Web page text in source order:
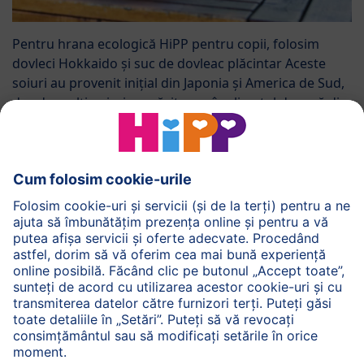
Pentru hrana ecologică HiPP pentru copii, folosim
dovleci Hokkaido și suc de dovleac plăcintar Aceste
soiuri au provenit inițial din Japonia și America de Sud,
dar, de mulți ani, și-au găsit casa în climatul de vară din
Hokkaido este de culoare portocalie și are o aromă de
nuci. Pe de altă parte, sucul de dovleac plăcintar are
și are - după cum sugerează și numele - o aromă
untoasă și dulce. Aceștia sunt ușori în comparație cu
rudele lor, cântărind în jur de unu-două kilograme.